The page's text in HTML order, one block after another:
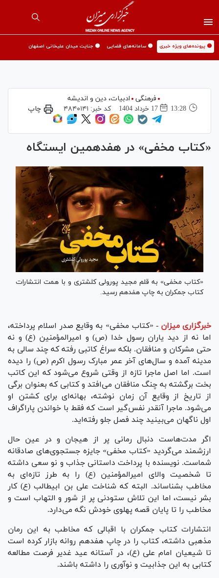
🟡 پرونده‌های ویژه خبری 🟡 سامانه‌های قضایی 🟡 جنایت میدان علیخانی اصفهان
فرهنگی
ادبیات، دین و اندیشه
13:28
17 خرداد 1404 کد خبر: ۴۸۴۰۱۴۱ چاپ
«کتاب مخفی» در هفدهمین ایستگاه
«کتاب مخفی» به قلم مجید پورولی کلشتری و با همت انتشارات
کتاب جمکران به چاپ هفدهم رسید.
خبرگزاری میزان - «کتاب مخفی» به وقایع صدر اسلام پرداخته،
اما نه از دید یاران رسول خدا (ص) و امیرالمؤمنین (ع) و نه
حتی مشرکان و منافقان. بلکه سراغ کاتبی رفته که چند سالی به
مدینه آمده و سال‌های آخر عمر مبارک رسول اکرم (ص) را دیده
است. اما اصل ماجرا تازه از وقتی شروع می‌شود که این کاتب
بخت برگشته به چنگ منافقان می‌افتد و کتابی که بعنوان برگی
از تاریخ از وقایع آن زمان نوشته، بهانه‌ای برای کشتن او
می‌شود. ماجرا آنقدر نفس‌گیر است که فقط با خواندن پاراگراف
اول ناگهان می‌بینید چند فصل جلو رفته‌اید.
اگر مدت‌هاست دنبال رمانی پر از هیجان و در عین حال
ارزشمند می‌گردید «کتاب مخفی» جایزه جستجوی‌های صادقانه
شماست. نویسنده با پرداخت داستانی جذاب و نو سعی داشته
تا شخصیت والای امیرالمؤمنین (ع) را به طرز تازه‌ای به
مخاطب بشناساند. البته که شناخت علی بن ابیطالب (ع) کار
بشر نیست، اما این تلاش ستودنی پر از شور و التهاب است و
مخاطب را تا پایان قصه پهلوی خودش نگه می‌دارد.
انتشارات کتاب جمکران با اقبالی که مخاطب به این رمان
مذهبی داشته، کتاب را در چاپ هفدهم روانه بازار کرده است
تا شیعیان امام علی (ع)، در آستانه عید غدیر فرصت مطالعه
کتابی به این جذابیت و نوآوری را داشته باشند.